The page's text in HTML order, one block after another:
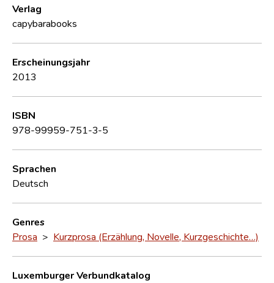
Verlag
capybarabooks
Erscheinungsjahr
2013
ISBN
978-99959-751-3-5
Sprachen
Deutsch
Genres
Prosa > Kurzprosa (Erzählung, Novelle, Kurzgeschichte…)
Luxemburger Verbundkatalog